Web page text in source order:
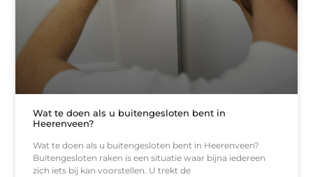
Wat te doen als u buitengesloten bent in
Heerenveen?
Wat te doen als u buitengesloten bent in Heerenveen?
Buitengesloten raken is een situatie waar bijna iedereen
zich iets bij kan voorstellen. U trekt de